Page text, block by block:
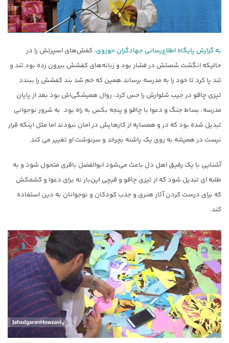
به گزارش پایگاه اطلاع‌رسانی جهادگران حوزوی، کفش‌های اسپرتش را در
حالیکه انگشت شصتش در فشار بود و زبانه‌های کفشش بیرون زده بود تند و
تند پا کرد تا خود را به مدرسه برساند.همین که خم شد بند کفشش را ببندد
تیزی چاقو در جیب شلوارش را حس کرد، روال همیشگی‌اش بود بعد از پایان
مدرسه، بساط جنگ و دعوا با چاقو و پنجه بکس به راه بود. به شرور نوجوانی
تبدیل شده بود که در و همسایه از کارهایش در امان نبودند اما مثل اینکه قرار
نیست در همیشه به روی یک پاشنه بچرخد و سرنوشت او تغییر می کند.
آشنایی با یک رفیق اهل دل باعث می‌شود ابوالفضل باقری متحول شود و به
طلبه ای تبدیل شود که از تیزی چاقو و قیچی این‌بار نه برای دعوا و کشمکش
که برای درست کردن آثار هنری و جذب کودکان و نوجوانان به دین استفاده
کند.